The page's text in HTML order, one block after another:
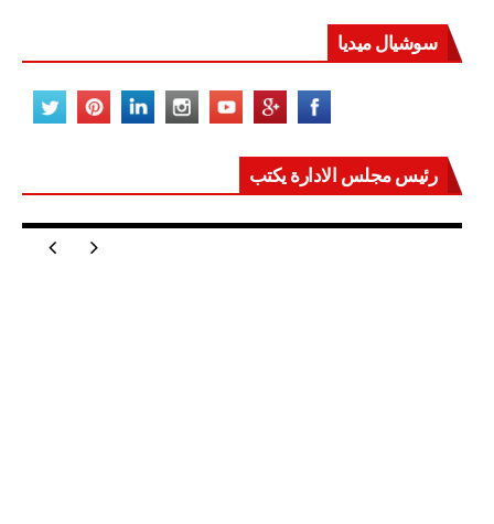
سوشيال ميديا
رئيس مجلس الادارة يكتب
مصر تعيد للعالم اتزانه